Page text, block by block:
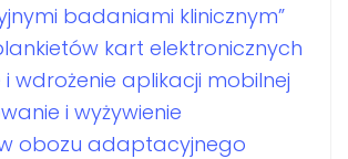
badaniami klinicznym”
kart elektronicznych
i wdrożenie aplikacji mobilnej
i wyżywienie
obozu adaptacyjnego